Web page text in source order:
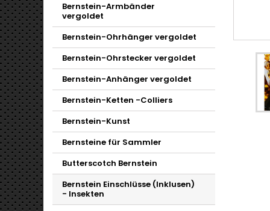
Bernstein-Armbänder
vergoldet
Bernstein-Ohrhänger vergoldet
Bernstein-Ohrstecker vergoldet
Bernstein-Anhänger vergoldet
Bernstein-Ketten -Colliers
Bernstein-Kunst
Bernsteine für Sammler
Butterscotch Bernstein
Bernstein Einschlüsse (Inklusen)
- Insekten